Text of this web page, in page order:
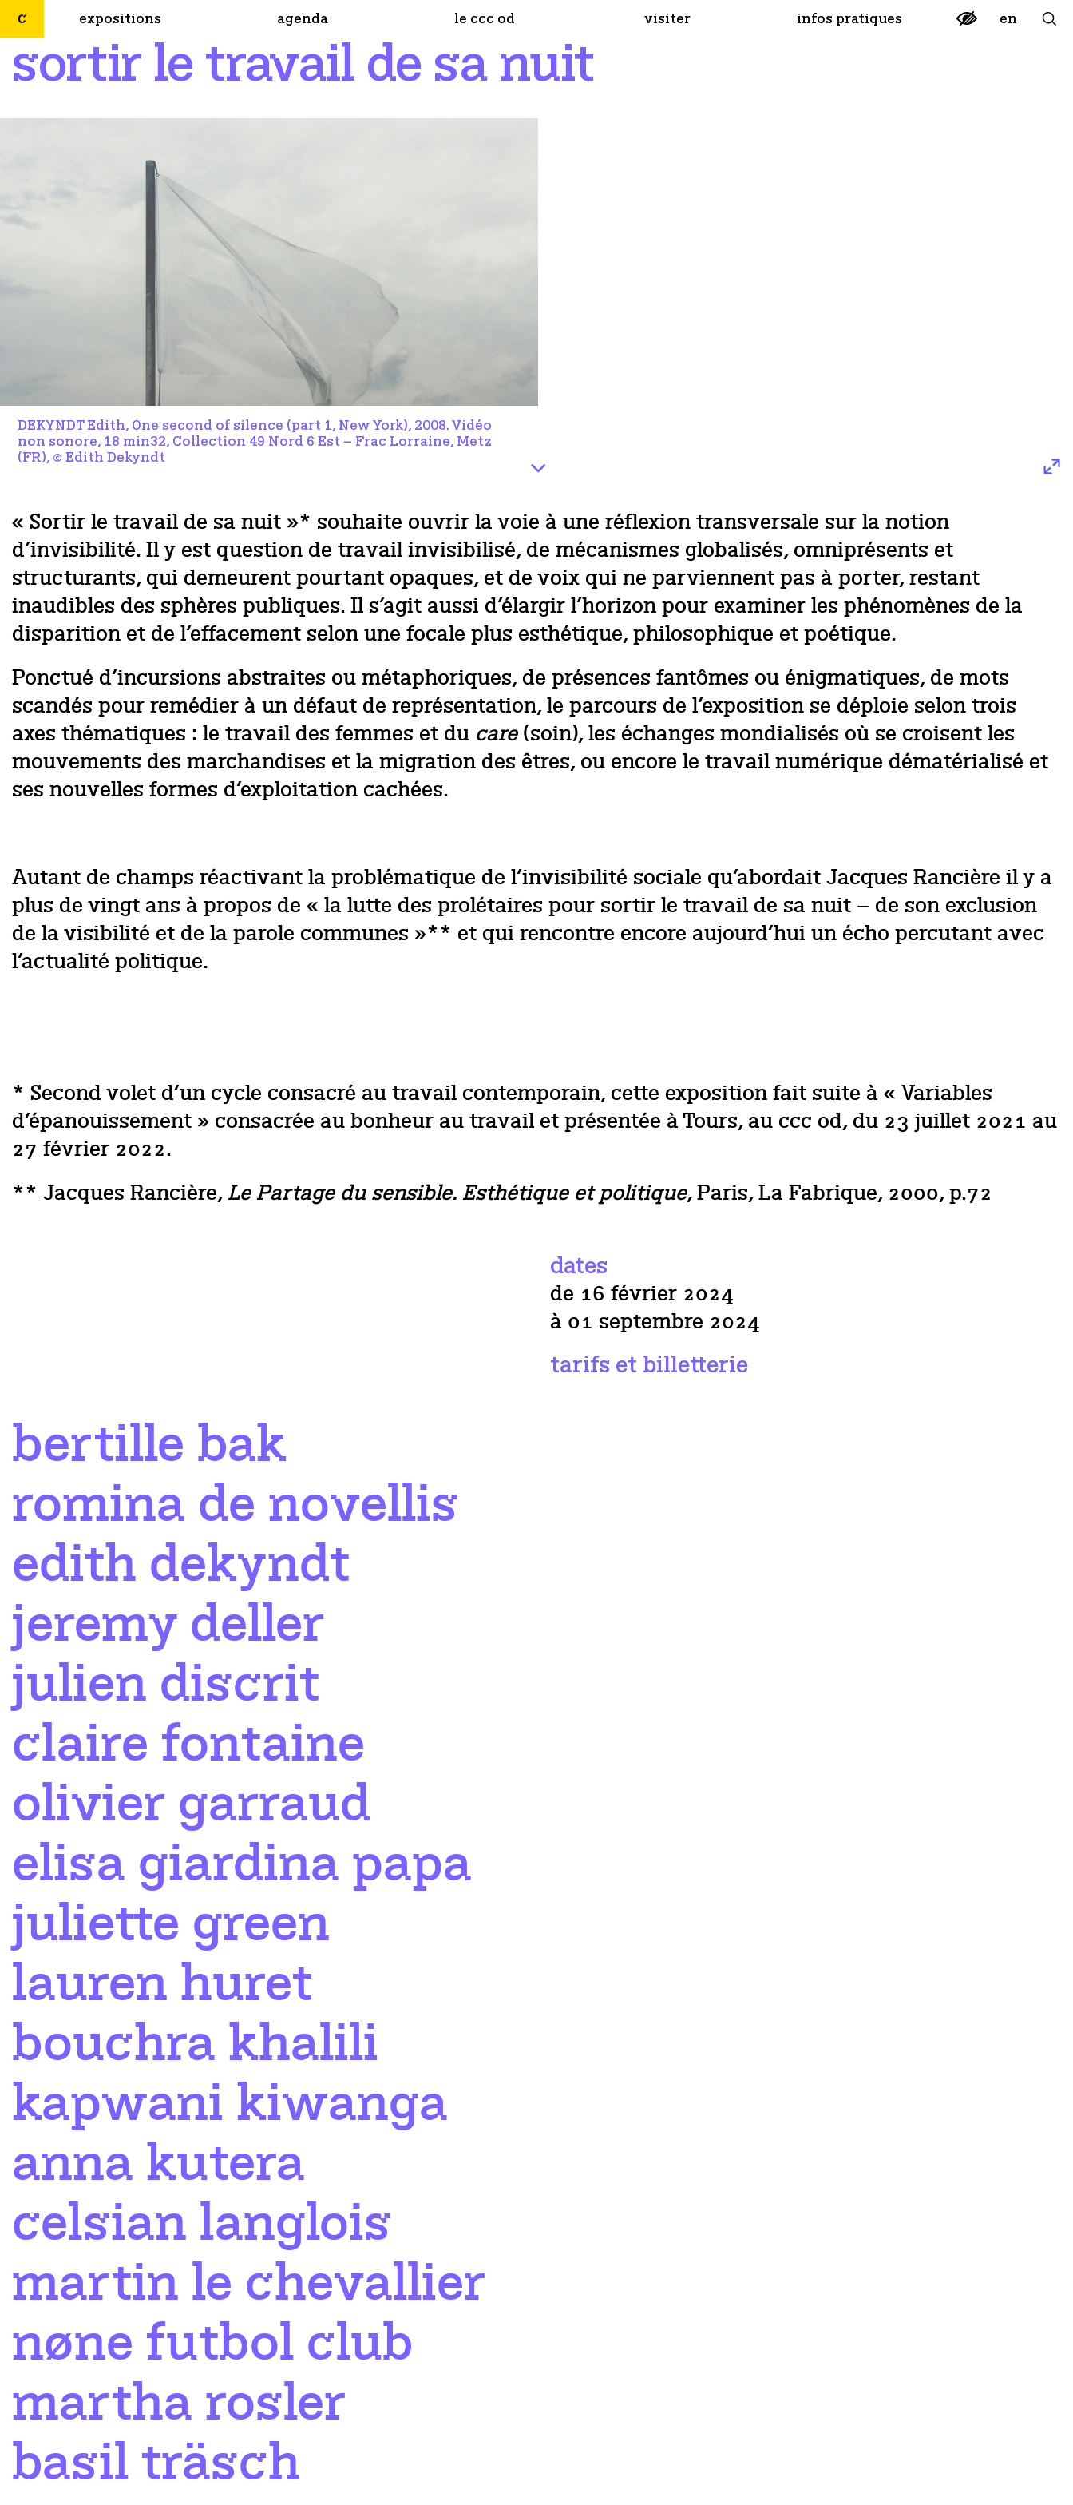
en
expositions agenda le ccc od visiter infos pratiques
sortir le travail de sa nuit
DEKYNDT Edith, One second of silence (part 1, New York), 2008. Vidéo
non sonore, 18 min32, Collection 49 Nord 6 Est – Frac Lorraine, Metz
(FR), © Edith Dekyndt
« Sortir le travail de sa nuit »* souhaite ouvrir la voie à une réflexion transversale sur la notion
d’invisibilité. Il y est question de travail invisibilisé, de mécanismes globalisés, omniprésents et
structurants, qui demeurent pourtant opaques, et de voix qui ne parviennent pas à porter, restant
inaudibles des sphères publiques. Il s’agit aussi d’élargir l’horizon pour examiner les phénomènes de la
disparition et de l’effacement selon une focale plus esthétique, philosophique et poétique.
Ponctué d’incursions abstraites ou métaphoriques, de présences fantômes ou énigmatiques, de mots
scandés pour remédier à un défaut de représentation, le parcours de l’exposition se déploie selon trois
axes thématiques : le travail des femmes et du care(soin), les échanges mondialisés où se croisent les
mouvements des marchandises et la migration des êtres, ou encore le travail numérique dématérialisé et
ses nouvelles formes d’exploitation cachées.
Autant de champs réactivant la problématique de l’invisibilité sociale qu’abordait Jacques Rancière il y a
plus de vingt ans à propos de « la lutte des prolétaires pour sortir le travail de sa nuit – de son exclusion
de la visibilité et de la parole communes »** et qui rencontre encore aujourd’hui un écho percutant avec
l’actualité politique.
* Second volet d’un cycle consacré au travail contemporain, cette exposition fait suite à « Variables
d’épanouissement » consacrée au bonheur au travail et présentée à Tours, au ccc od, du 23 juillet 2021 au
27 février 2022.
** Jacques Rancière,Le Partage du sensible. Esthétique et politique, Paris, La Fabrique, 2000, p.72
dates
de 16 février 2024
à 01 septembre 2024
tarifs et billetterie
bertille bak
romina de novellis
edith dekyndt
jeremy deller
julien discrit
claire fontaine
olivier garraud
elisa giardina papa
juliette green
lauren huret
bouchra khalili
kapwani kiwanga
anna kutera
celsian langlois
martin le chevallier
nøne futbol club
martha rosler
basil träsch